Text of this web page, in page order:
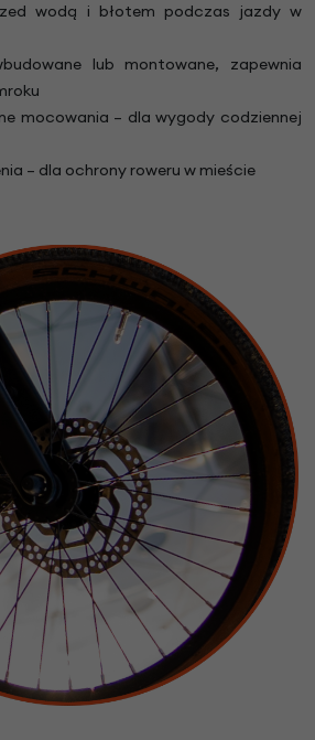
wodą i błotem podczas jazdy w
lub montowane, zapewnia
mocowania – dla wygody codziennej
– dla ochrony roweru w mieście